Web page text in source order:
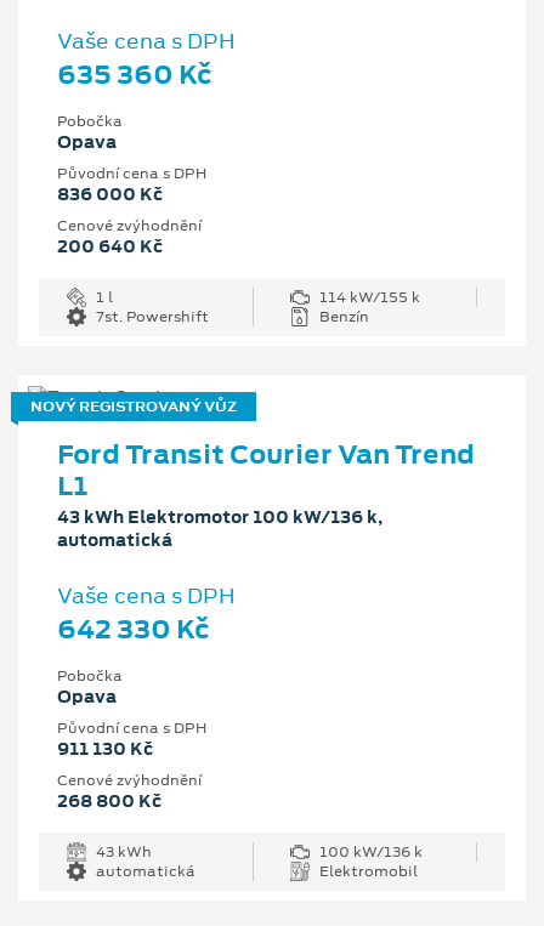
Vaše cena s DPH
635 360 Kč
Pobočka
Opava
Původní cena s DPH
836 000 Kč
Cenové zvýhodnění
200 640 Kč
1 l
114 kW/155 k
7st. Powershift
Benzín
NOVÝ REGISTROVANÝ VŮZ
Ford Transit Courier Van Trend
L1
43 kWh Elektromotor 100 kW/136 k,
automatická
Vaše cena s DPH
642 330 Kč
Pobočka
Opava
Původní cena s DPH
911 130 Kč
Cenové zvýhodnění
268 800 Kč
43 kWh
100 kW/136 k
automatická
Elektromobil